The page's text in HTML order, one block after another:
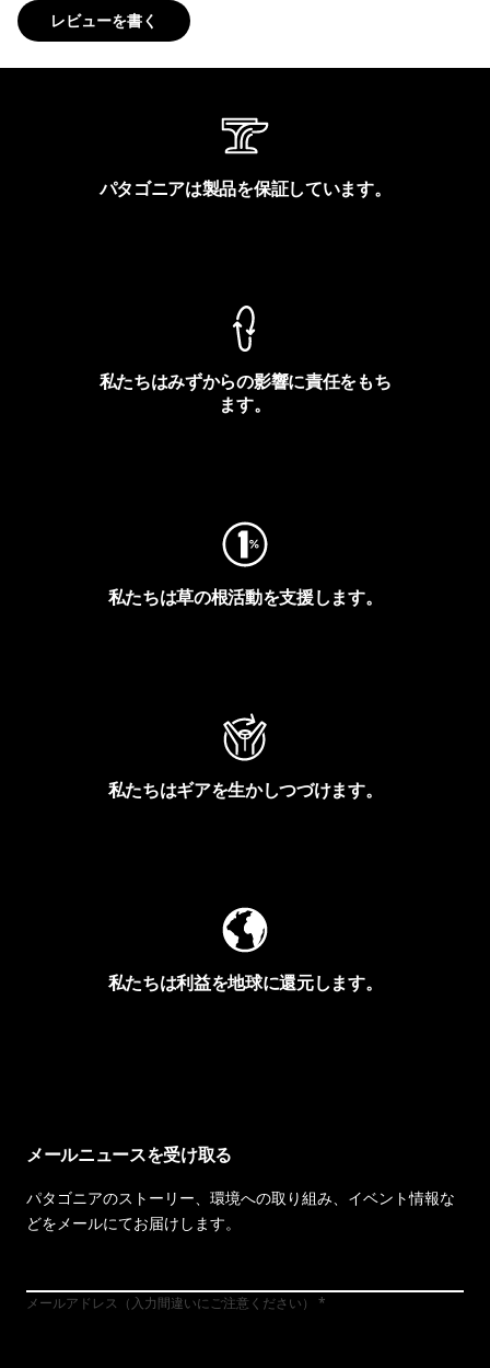
レビューを書く
パタゴニアは製品を保証しています。
私たちはみずからの影響に責任をもち
ます。
私たちは草の根活動を支援します。
私たちはギアを生かしつづけます。
私たちは利益を地球に還元します。
メールニュースを受け取る
パタゴニアのストーリー、環境への取り組み、イベント情報な
どをメールにてお届けします。
メールアドレス（入力間違いにご注意ください）